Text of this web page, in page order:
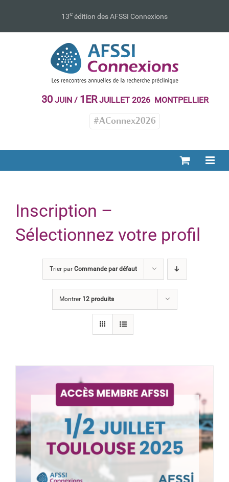
13e édition des AFSSI Connexions
30JUIN / 1ERJUILLET 2026 MONTPELLIER
#AConnex2026
Inscription –
Sélectionnez votre profil
Trier par Commande par défaut
Montrer 12 produits